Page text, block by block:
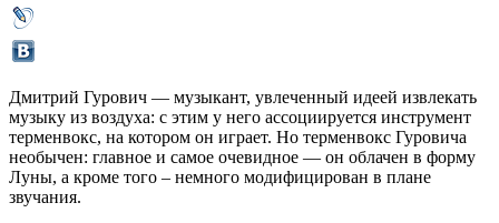
Дмитрий Гурович — музыкант, увлеченный идеей извлекать
музыку из воздуха: с этим у него ассоциируется инструмент
терменвокс, на котором он играет. Но терменвокс Гуровича
необычен: главное и самое очевидное — он облачен в форму
Луны, а кроме того – немного модифицирован в плане
звучания.